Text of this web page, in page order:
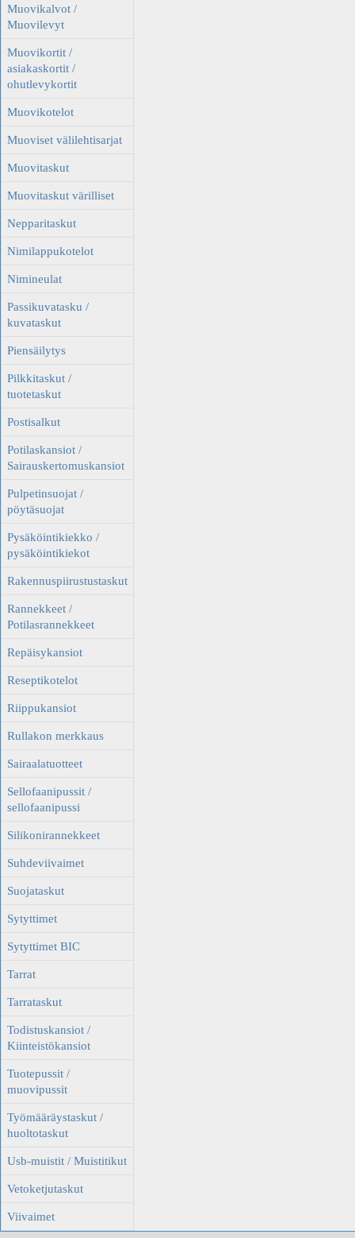
Muovikalvot /
Muovilevyt
Muovikortit /
asiakaskortit /
ohutlevykortit
Muovikotelot
Muoviset välilehtisarjat
Muovitaskut
Muovitaskut värilliset
Nepparitaskut
Nimilappukotelot
Nimineulat
Passikuvatasku /
kuvataskut
Piensäilytys
Pilkkitaskut /
tuotetaskut
Postisalkut
Potilaskansiot /
Sairauskertomuskansiot
Pulpetinsuojat /
pöytäsuojat
Pysäköintikiekko /
pysäköintikiekot
Rakennuspiirustustaskut
Rannekkeet /
Potilasrannekkeet
Repäisykansiot
Reseptikotelot
Riippukansiot
Rullakon merkkaus
Sairaalatuotteet
Sellofaanipussit /
sellofaanipussi
Silikonirannekkeet
Suhdeviivaimet
Suojataskut
Sytyttimet
Sytyttimet BIC
Tarrat
Tarrataskut
Todistuskansiot /
Kiinteistökansiot
Tuotepussit /
muovipussit
Työmääräystaskut /
huoltotaskut
Usb-muistit / Muistitikut
Vetoketjutaskut
Viivaimet